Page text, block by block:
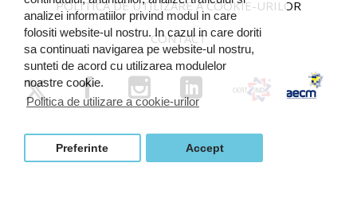
analizei informatiilor privind modul in care
folositi website-ul nostru. In cazul in care doriti
sa continuati navigarea pe website-ul nostru,
sunteti de acord cu utilizarea modulelor
noastre cookie.
Politica de utilizare a cookie-urilor
Preferinte Accept
POLITICA DE UTILIZARE A COOKIE-URILOR
CONTACT